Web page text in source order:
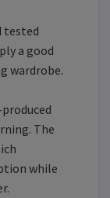
tested
a good
wardrobe.
The
while